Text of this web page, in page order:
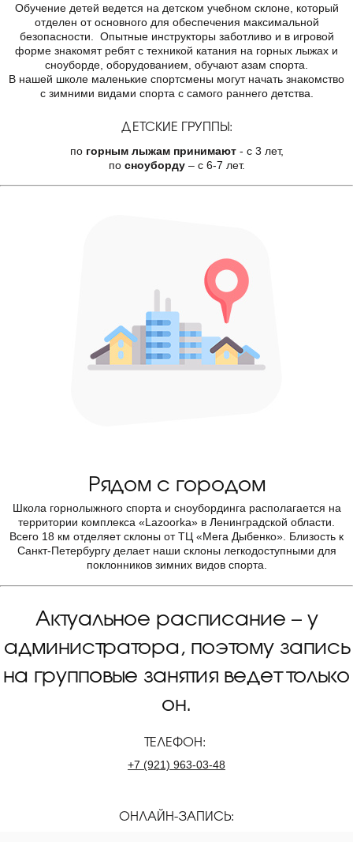
Обучение детей ведется на детском учебном склоне, который
отделен от основного для обеспечения максимальной
безопасности. Опытные инструкторы заботливо и в игровой
форме знакомят ребят с техникой катания на горных лыжах и
сноуборде, оборудованием, обучают азам спорта.
В нашей школе маленькие спортсмены могут начать знакомство
с зимними видами спорта с самого раннего детства.
ДЕТСКИЕ ГРУППЫ:
по горным лыжам принимают- с 3 лет,
по сноуборду– с 6-7 лет.
Рядом с городом
Школа горнолыжного спорта и сноубординга располагается на
территории комплекса «Lazoorka» в Ленинградской области.
Всего 18 км отделяет склоны от ТЦ «Мега Дыбенко». Близость к
Санкт-Петербургу делает наши склоны легкодоступными для
поклонников зимних видов спорта.
Актуальное расписание – у
администратора, поэтому запись
на групповые занятия ведет только
он.
ТЕЛЕФОН:
+7 (921) 963-03-48
ОНЛАЙН-ЗАПИСЬ: